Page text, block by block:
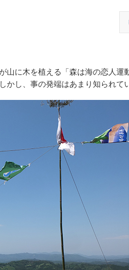
山に木を植える「森は海の恋人運
し、事の発端はあまり知られて